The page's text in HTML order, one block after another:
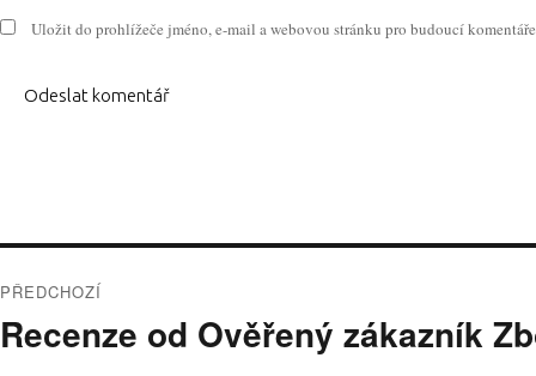
Uložit do prohlížeče jméno, e-mail a webovou stránku pro budoucí
pro
příspěvek
PŘEDCHOZÍ
Předchozí
příspěvek:
Recenze od Ověřený zákazník